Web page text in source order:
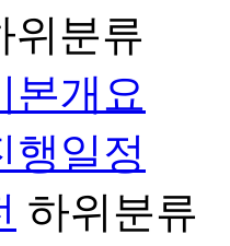
위분류
본개요
행일정
하위분류